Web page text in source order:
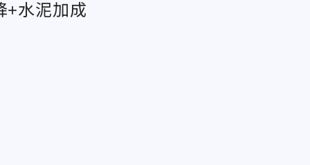
+水泥加成